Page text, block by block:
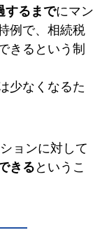
するまでにマン
例で、相続税
きるという制
少なくなるた
ョンに対して
きるというこ